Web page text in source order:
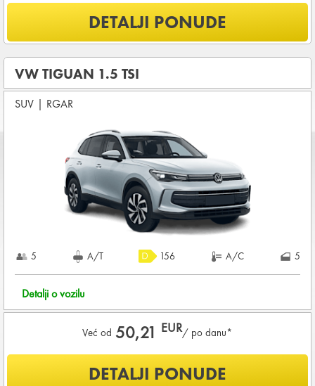
Šta je uključeno u ponudu?
OSNOVNI PAKET OSIGURANJA od štete (CDW) i krađe
(THW)
Koji su osnovni uslovi za najam vozila?
DEPOZIT NA KREDITNOJ KARTICI u iznosu od
1.200,00 EUR+ iznosa najma
KOMPLETNI USLOVI NAJMA
DETALJI PONUDE
VW TIGUAN 1.5 TSI
SUV | RGAR
5 A/T 156 A/C 5
Detalji o vozilu
Već od 50,21 EUR/ po danu*
Šta je uključeno u ponudu?DETALJI PONUDE